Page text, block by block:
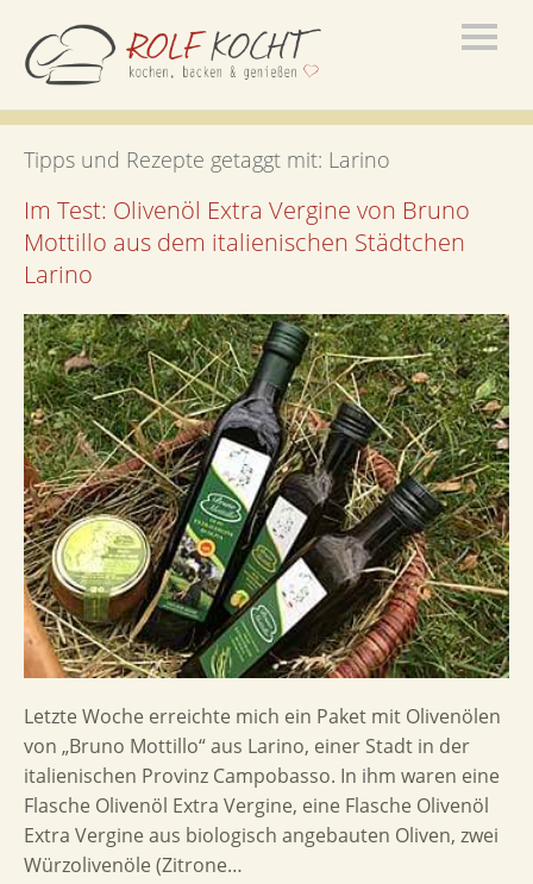
Tipps und Rezepte getaggt mit: Larino
Im Test: Olivenöl Extra Vergine von Bruno
Mottillo aus dem italienischen Städtchen
Larino
Letzte Woche erreichte mich ein Paket mit Olivenölen
von „Bruno Mottillo“ aus Larino, einer Stadt in der
italienischen Provinz Campobasso. In ihm waren eine
Flasche Olivenöl Extra Vergine, eine Flasche Olivenöl
Extra Vergine aus biologisch angebauten Oliven, zwei
Würzolivenöle (Zitrone…